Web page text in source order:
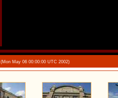
(Mon May 06 00:00:00 UTC 2002)